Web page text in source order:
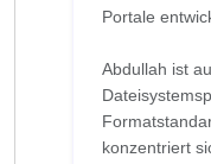
Portale
Abdullah ist
konzentriert